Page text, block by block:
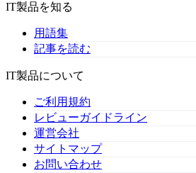
IT製品を知る
用語集
記事を読む
IT製品について
ご利用規約
レビューガイドライン
運営会社
サイトマップ
お問い合わせ